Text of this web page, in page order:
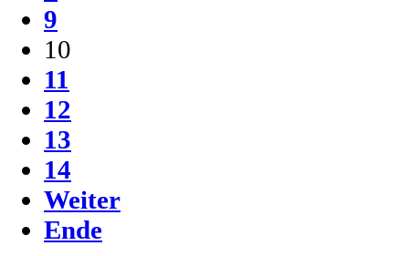
9
10
11
12
13
14
Weiter
Ende